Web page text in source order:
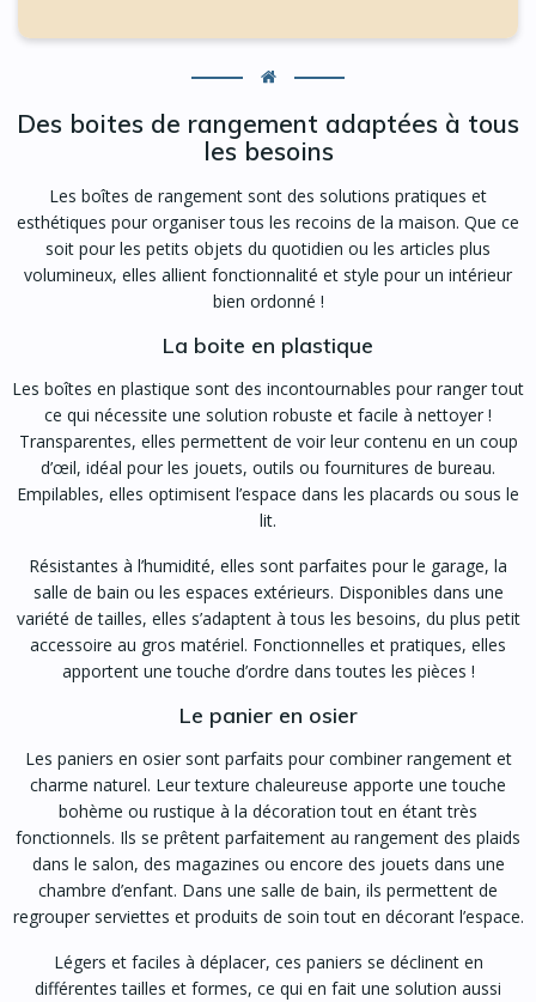
Des boites de rangement adaptées à tous
les besoins
Les boîtes de rangement sont des solutions pratiques et
esthétiques pour organiser tous les recoins de la maison. Que ce
soit pour les petits objets du quotidien ou les articles plus
volumineux, elles allient fonctionnalité et style pour un intérieur
bien ordonné !
La boite en plastique
Les boîtes en plastique sont des incontournables pour ranger tout
ce qui nécessite une solution robuste et facile à nettoyer !
Transparentes, elles permettent de voir leur contenu en un coup
d’œil, idéal pour les jouets, outils ou fournitures de bureau.
Empilables, elles optimisent l’espace dans les placards ou sous le
lit.
Résistantes à l’humidité, elles sont parfaites pour le garage, la
salle de bain ou les espaces extérieurs. Disponibles dans une
variété de tailles, elles s’adaptent à tous les besoins, du plus petit
accessoire au gros matériel. Fonctionnelles et pratiques, elles
apportent une touche d’ordre dans toutes les pièces !
Le panier en osier
Les paniers en osier sont parfaits pour combiner rangement et
charme naturel. Leur texture chaleureuse apporte une touche
bohème ou rustique à la décoration tout en étant très
fonctionnels. Ils se prêtent parfaitement au rangement des plaids
dans le salon, des magazines ou encore des jouets dans une
chambre d’enfant. Dans une salle de bain, ils permettent de
regrouper serviettes et produits de soin tout en décorant l’espace.
Légers et faciles à déplacer, ces paniers se déclinent en
différentes tailles et formes, ce qui en fait une solution aussi